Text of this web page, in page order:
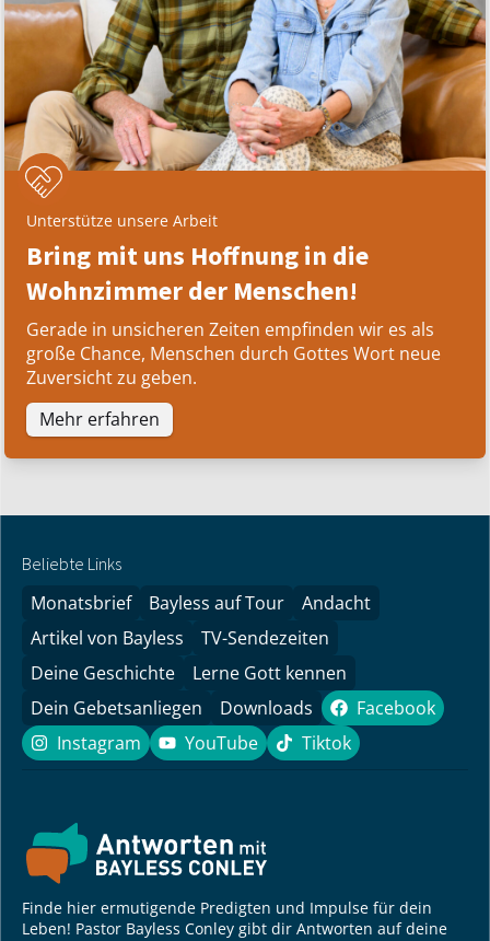
Unterstütze unsere Arbeit
Bring mit uns Hoffnung in die
Wohnzimmer der Menschen!
Gerade in unsicheren Zeiten empfinden wir es als
große Chance, Menschen durch Gottes Wort neue
Zuversicht zu geben.
Mehr erfahren
Beliebte Links
Monatsbrief Bayless auf Tour
Andacht
Artikel von Bayless
TV-Sendezeiten
Deine Geschichte
Lerne Gott kennen
Dein Gebetsanliegen
Downloads Facebook
Facebook
Instagram
Instagram YouTube
YouTube Tiktok
Tiktok
Finde hier ermutigende Predigten und Impulse für dein
Leben! Pastor Bayless Conley gibt dir Antworten auf deine